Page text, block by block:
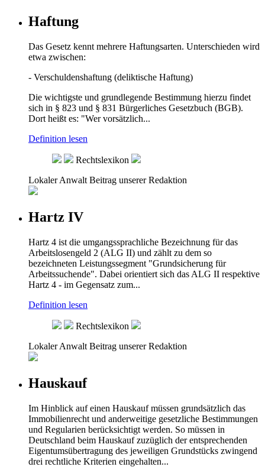
Haftung
Das Gesetz kennt mehrere Haftungsarten. Unterschieden wird
etwa zwischen:
- Verschuldenshaftung (deliktische Haftung)
Die wichtigste und grundlegende Bestimmung hierzu findet
sich in § 823 und § 831 Bürgerliches Gesetzbuch (BGB).
Dort heißt es: "Wer vorsätzlich...
Definition lesen
Rechtslexikon
Lokaler Anwalt Beitrag unserer Redaktion
Hartz IV
Hartz 4 ist die umgangssprachliche Bezeichnung für das
Arbeitslosengeld 2 (ALG II) und zählt zu dem so
bezeichneten Leistungssegment "Grundsicherung für
Arbeitssuchende". Dabei orientiert sich das ALG II respektive
Hartz 4 - im Gegensatz zum...
Definition lesen
Rechtslexikon
Lokaler Anwalt Beitrag unserer Redaktion
Hauskauf
Im Hinblick auf einen Hauskauf müssen grundsätzlich das
Immobilienrecht und anderweitige gesetzliche Bestimmungen
und Regularien berücksichtigt werden. So müssen in
Deutschland beim Hauskauf zuzüglich der entsprechenden
Eigentumsübertragung des jeweiligen Grundstücks zwingend
drei rechtliche Kriterien eingehalten...